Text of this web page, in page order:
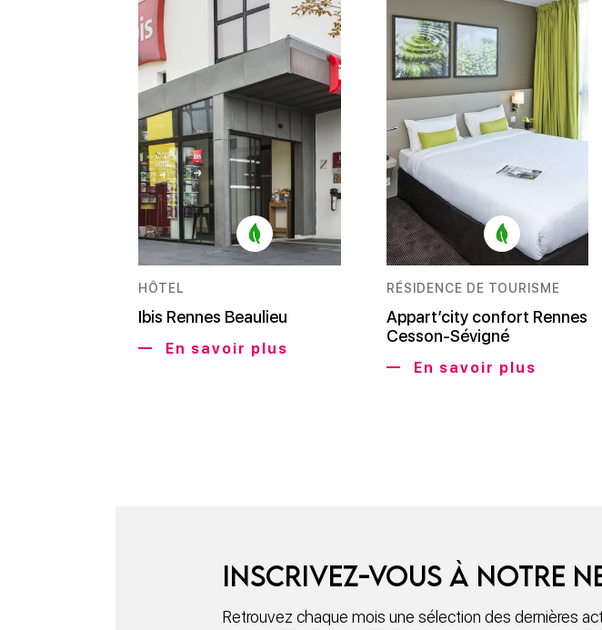
HÔTEL
Ibis Rennes Beaulieu
En savoir plus
RÉSIDENCE DE TOURISME
Appart’city confort Rennes
Cesson-Sévigné
En savoir plus
Inscrivez-vous à notre
Retrouvez chaque mois une sélection des dernières